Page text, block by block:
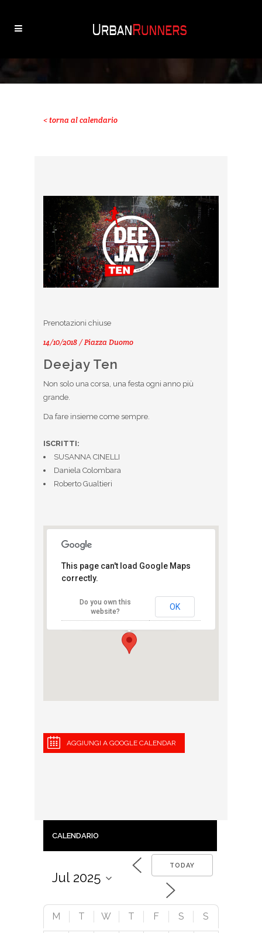
< torna al calendario
Prenotazioni chiuse
14/10/2018 / Piazza Duomo
Deejay Ten
Non solo una corsa, una festa ogni anno più
grande.
Da fare insieme come sempre.
ISCRITTI:
SUSANNA CINELLI
Daniela Colombara
Roberto Gualtieri
Partenza Deejay
Piazza Duomo - Milano
View Eventi
This page can't load Google Maps
correctly.
Do you own this
website?
OK
AGGIUNGI A GOOGLE CALENDAR
CALENDARIO
TODAY
M T W T F S S